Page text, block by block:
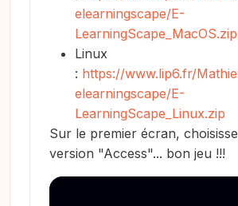
elearningscape/E-
LearningScape_MacOS.zip
Linux
: https://www.lip6.fr/
elearningscape/E-
LearningScape_Linux.zip
Sur le premier écran,
version "Access"... bon jeu !!!